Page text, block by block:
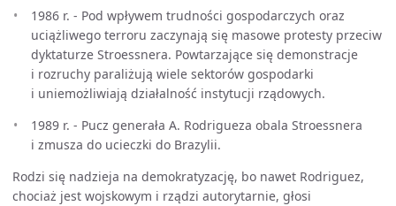
1986 r. - Pod wpływem trudności gospodarczych oraz
uciążliwego terroru zaczynają się masowe protesty przeciw
dyktaturze Stroessnera. Powtarzające się demonstracje
i rozruchy paraliżują wiele sektorów gospodarki
i uniemożliwiają działalność instytucji rządowych.
1989 r. - Pucz generała A. Rodrigueza obala Stroessnera
i zmusza do ucieczki do Brazylii.
Rodzi się nadzieja na demokratyzację, bo nawet Rodriguez,
chociaż jest wojskowym i rządzi autorytarnie, głosi